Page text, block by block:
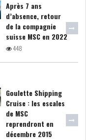
Après 7 ans
d’absence, retour
de la compagnie
suisse MSC en 2022
448
Goulette Shipping
Cruise : les escales
de MSC
reprendront en
décembre 2015